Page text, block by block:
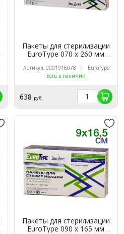
Пакеты для стерилизации
EuroТуре 070 х 260 мм
Артикул: 0001916078 | EuroType
Есть в наличии
638 руб.
Пакеты для стерилизации
EuroТуре 090 х 165 мм